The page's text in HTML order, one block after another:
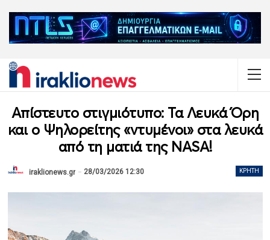
Απίστευτο στιγμιότυπο: Τα Λευκά Όρη
και ο Ψηλορείτης «ντυμένοι» στα λευκά
από τη ματιά της NASA!
ΚΡΉΤΗ
iraklionews.gr 28/03/2026 12:30